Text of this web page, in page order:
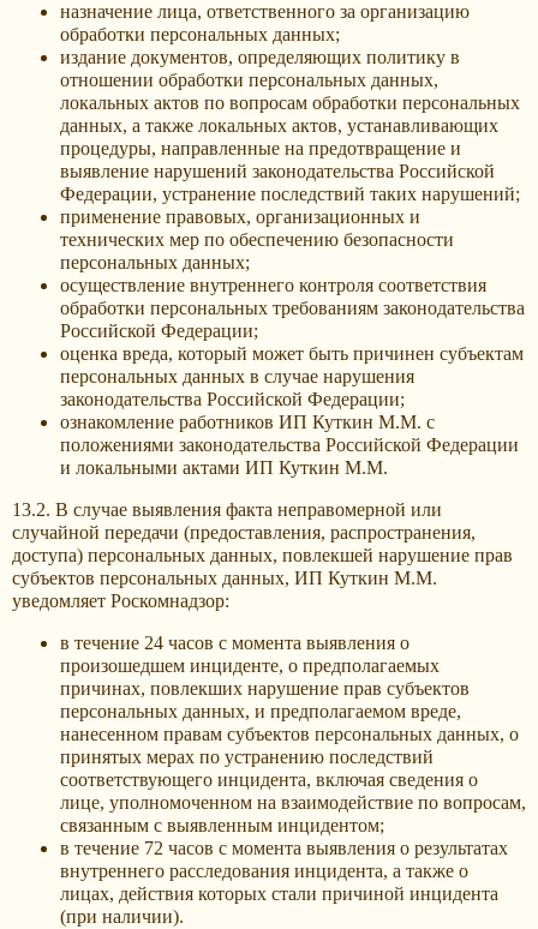
назначение лица, ответственного за организацию
обработки персональных данных;
издание документов, определяющих политику в
отношении обработки персональных данных,
локальных актов по вопросам обработки персональных
данных, а также локальных актов, устанавливающих
процедуры, направленные на предотвращение и
выявление нарушений законодательства Российской
Федерации, устранение последствий таких нарушений;
применение правовых, организационных и
технических мер по обеспечению безопасности
персональных данных;
осуществление внутреннего контроля соответствия
обработки персональных требованиям законодательства
Российской Федерации;
оценка вреда, который может быть причинен субъектам
персональных данных в случае нарушения
законодательства Российской Федерации;
ознакомление работников ИП Куткин М.М. с
положениями законодательства Российской Федерации
и локальными актами ИП Куткин М.М.
13.2. В случае выявления факта неправомерной или
случайной передачи (предоставления, распространения,
доступа) персональных данных, повлекшей нарушение прав
субъектов персональных данных, ИП Куткин М.М.
уведомляет Роскомнадзор:
в течение 24 часов с момента выявления о
произошедшем инциденте, о предполагаемых
причинах, повлекших нарушение прав субъектов
персональных данных, и предполагаемом вреде,
нанесенном правам субъектов персональных данных, о
принятых мерах по устранению последствий
соответствующего инцидента, включая сведения о
лице, уполномоченном на взаимодействие по вопросам,
связанным с выявленным инцидентом;
в течение 72 часов с момента выявления о результатах
внутреннего расследования инцидента, а также о
лицах, действия которых стали причиной инцидента
(при наличии).